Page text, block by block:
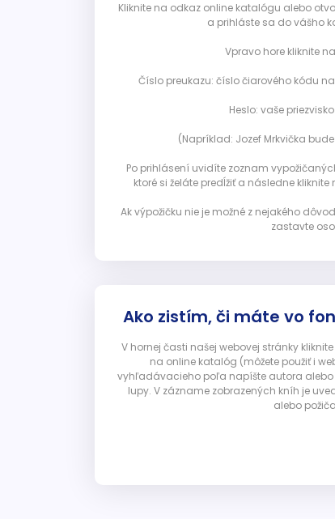
Kliknite na odkaz online katalógu alebo
a prihláste sa do vášho
Vpravo hore kliknite
Číslo preukazu: číslo čiarového kódu
Heslo: vaše
(Napríklad: Jozef Mrkvička
Po prihlásení uvidíte zoznam
ktoré si želáte predĺžiť a následne kliknite
Ak výpožičku nie je možné z nejakého
zastavte
Ako zistím, či máte vo
V hornej časti našej webovej stránky
na online katalóg (môžete použiť i
vyhľadávacieho poľa napíšte autora alebo
lupy. V zázname zobrazených kníh je
alebo